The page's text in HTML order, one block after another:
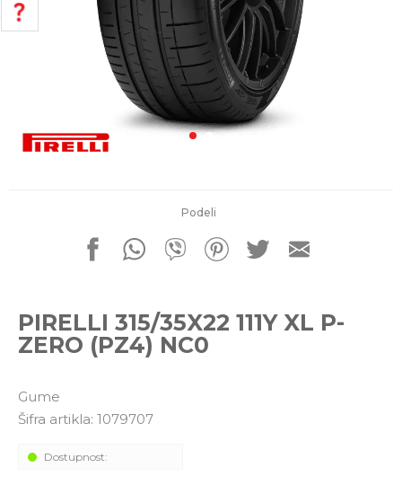
Podeli
PIRELLI 315/35X22 111Y XL P-
ZERO (PZ4) NC0
Gume
Šifra artikla: 1079707
Dostupnost:
POMOĆ PRI KUPOVINI
Za više informacija, pomoć i
porudžbine
011 4427900
Pišite nam
office@kitcommerce.rs